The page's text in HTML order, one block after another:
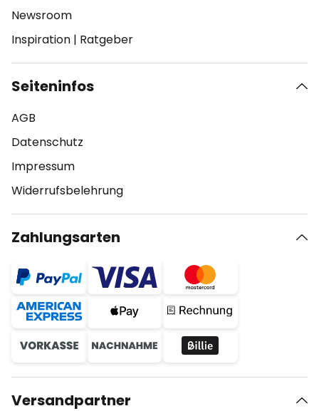
Newsroom
Inspiration | Ratgeber
Seiteninfos
AGB
Datenschutz
Impressum
Widerrufsbelehrung
Zahlungsarten
Versandpartner